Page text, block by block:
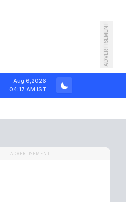
ADVERTISEMENT
Aug 6,2026
04:17 AM IST
ADVERTISEMENT